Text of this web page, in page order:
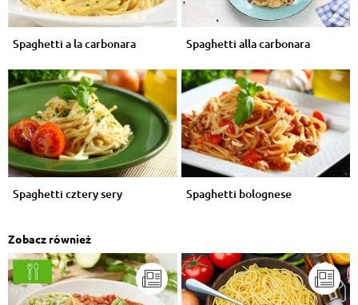
Spaghetti a la carbonara Spaghetti alla carbonara
Spaghetti cztery sery Spaghetti bolognese
Zobacz również